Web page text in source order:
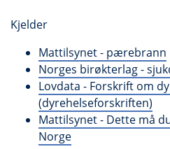
Kjelder
Mattilsynet - pærebrann
Norges birøkterlag -
Lovdata - Forskrift om
(dyrehelseforskriften)
Mattilsynet - Dette må
Norge